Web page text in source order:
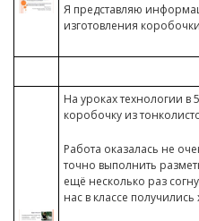
Я представляю
изготовления
На уроках технологии в
коробочку из
Работа оказалась не
точно выполнить
ещё несколько раз
нас в классе